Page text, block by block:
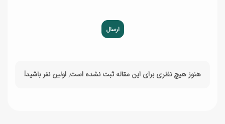
ارسال
هنوز هیچ نظری برای این مقاله ثبت نشده است, اولین نفر باشید!